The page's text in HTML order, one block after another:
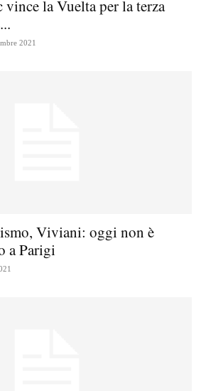
la Vuelta per la terza
2021
Viviani: oggi non è
a Parigi